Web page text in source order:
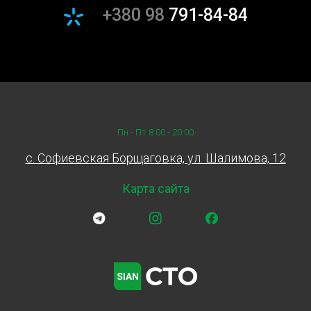
+380 98 791-84-84
Пн - Пт 8:00 - 20:00
c. Софиевская Борщаговка, ул. Шалимова, 12
Карта сайта